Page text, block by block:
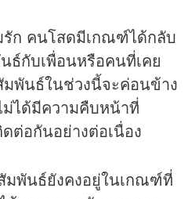
รัก คนโสดมีเกณฑ์ได้กลับ
ธ์กับเพื่อนหรือคนที่เคย
พันธ์ในช่วงนี้จะค่อนข้าง
ม่ได้มีความคืบหน้าที่
ต่อกันอย่างต่อเนื่อง
พันธ์ยังคงอยู่ในเกณฑ์ที่